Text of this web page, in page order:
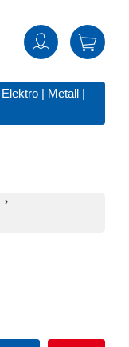
Elektro | Metall |